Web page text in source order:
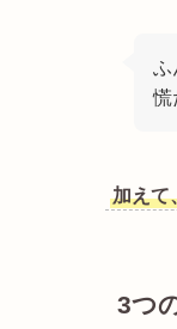
ふ
慌
加えて
3つ